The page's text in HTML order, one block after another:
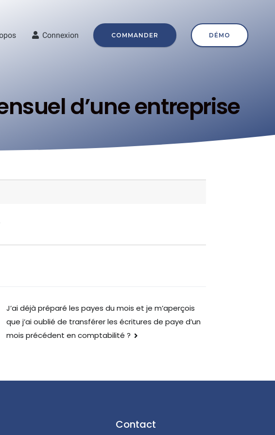
Connexion COMMANDER DÉMO
d’une entreprise
J’ai déjà préparé les payes du mois et je m’aperçois
que j’ai oublié de transférer les écritures de paye d’un
mois précédent en comptabilité ?
Contact